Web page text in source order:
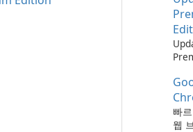
최
하
때
다!
빠
웹